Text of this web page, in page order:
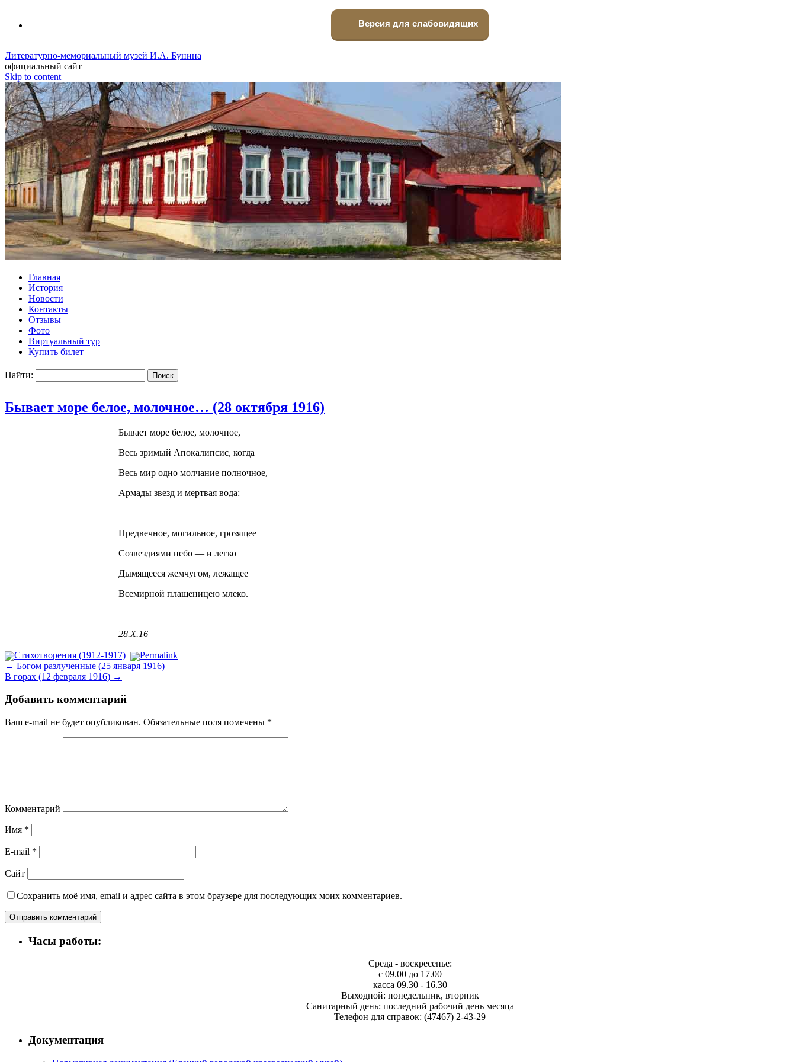
Версия для слабовидящих
Литературно-мемориальный музей И.А. Бунина
официальный сайт
Skip to content
Главная
История
Новости
Контакты
Отзывы
Фото
Виртуальный тур
Купить билет
Найти:
Бывает море белое, молочное… (28 октября 1916)
Бывает море белое, молочное,
Весь зримый Апокалипсис, когда
Весь мир одно молчание полночное,
Армады звезд и мертвая вода:
Предвечное, могильное, грозящее
Созвездиями небо — и легко
Дымящееся жемчугом, лежащее
Всемирной плащеницею млеко.
28.Х.16
Стихотворения (1912-1917)
Permalink
← Богом разлученные (25 января 1916)
В горах (12 февраля 1916) →
Добавить комментарий
Ваш e-mail не будет опубликован. Обязательные поля помечены *
Комментарий
Имя *
E-mail *
Сайт
Сохранить моё имя, email и адрес сайта в этом браузере для последующих моих комментариев.
Часы работы:
Среда - воскресенье:
с 09.00 до 17.00
касса 09.30 - 16.30
Выходной: понедельник, вторник
Санитарный день: последний рабочий день месяца
Телефон для справок: (47467) 2-43-29
Документация